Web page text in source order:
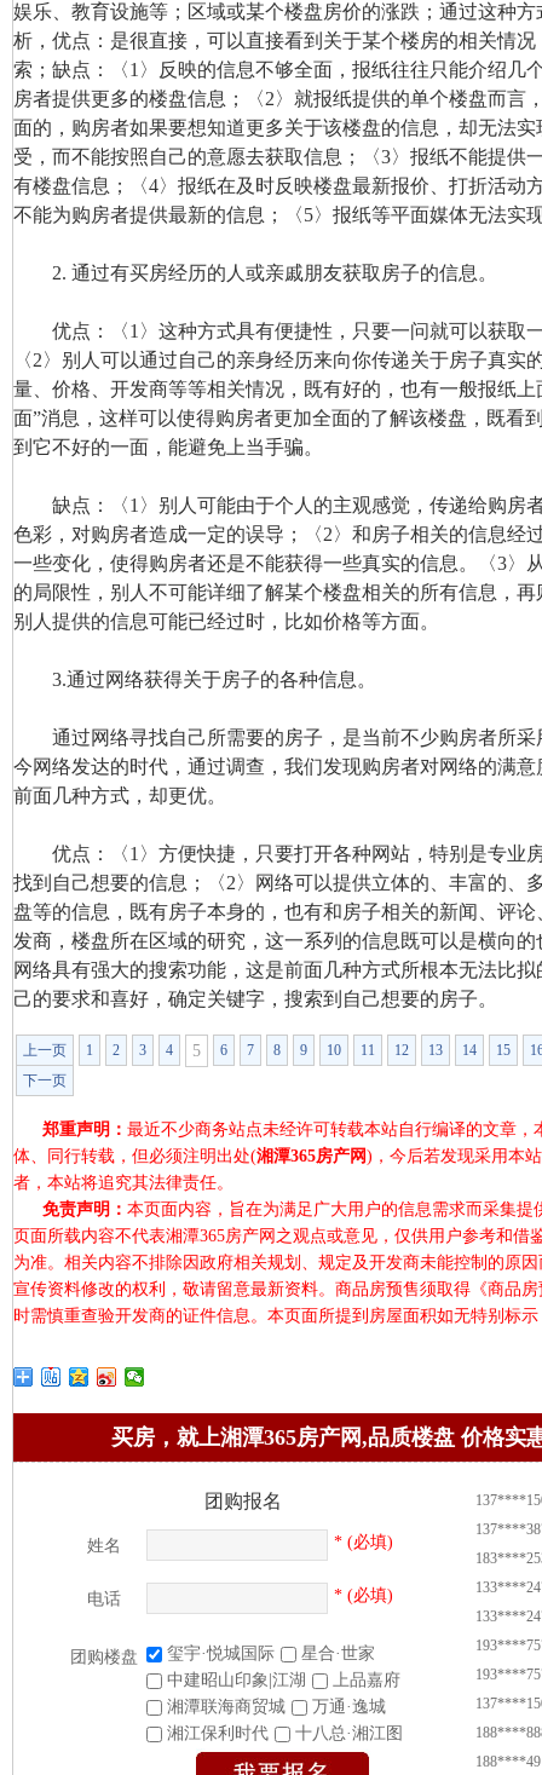
娱乐、教育设施等；区域或某个楼盘房价的涨跌；通过这种
析，优点：是很直接，可以直接看到关于某个楼房的相关情
索；缺点：〈1〉反映的信息不够全面，报纸往往只能介绍几
房者提供更多的楼盘信息；〈2〉就报纸提供的单个楼盘而言
面的，购房者如果要想知道更多关于该楼盘的信息，却无法
受，而不能按照自己的意愿去获取信息；〈3〉报纸不能提供
有楼盘信息；〈4〉报纸在及时反映楼盘最新报价、打折活动
不能为购房者提供最新的信息；〈5〉报纸等平面媒体无法实
2. 通过有买房经历的人或亲戚朋友获取房子的信息。
优点：〈1〉这种方式具有便捷性，只要一问就可以获取
〈2〉别人可以通过自己的亲身经历来向你传递关于房子真实
量、价格、开发商等等相关情况，既有好的，也有一般报纸上
面”消息，这样可以使得购房者更加全面的了解该楼盘，既看
到它不好的一面，能避免上当手骗。
缺点：〈1〉别人可能由于个人的主观感觉，传递给购房
色彩，对购房者造成一定的误导；〈2〉和房子相关的信息经
一些变化，使得购房者还是不能获得一些真实的信息。〈3〉
的局限性，别人不可能详细了解某个楼盘相关的所有信息，
别人提供的信息可能已经过时，比如价格等方面。
3.通过网络获得关于房子的各种信息。
通过网络寻找自己所需要的房子，是当前不少购房者所采
今网络发达的时代，通过调查，我们发现购房者对网络的满
前面几种方式，却更优。
优点：〈1〉方便快捷，只要打开各种网站，特别是专业
找到自己想要的信息；〈2〉网络可以提供立体的、丰富的、
盘等的信息，既有房子本身的，也有和房子相关的新闻、评
发商，楼盘所在区域的研究，这一系列的信息既可以是横向
网络具有强大的搜索功能，这是前面几种方式所根本无法比
己的要求和喜好，确定关键字，搜索到自己想要的房子。
上一页 1 2 3 4 5 6 7 8 9 10 11 12 13 14 15
下一页
郑重声明： 最近不少商务站点未经许可转载本站自行编译的文章，
体、同行转载，但必须注明出处(湘潭365房产网)，今后若发现采用本
者，本站将追究其法律责任。
免责声明： 本页面内容，旨在为满足广大用户的信息需求而采集提
页面所载内容不代表湘潭365房产网之观点或意见，仅供用户参考和借
为准。相关内容不排除因政府相关规划、规定及开发商未能控制的原
宣传资料修改的权利，敬请留意最新资料。商品房预售须取得《商品
时需慎重查验开发商的证件信息。本页面所提到房屋面积如无特别标
买房，就上湘潭365房产网,品质楼盘 价格实
团购报名
姓名 * (必填)
电话 * (必填)
团购楼盘 玺宇·悦城国际
星合·世家
中建昭山印象|江湖
上品嘉府
湘潭联海商贸城
万通·逸城
湘江保利时代
十八总·湘江图